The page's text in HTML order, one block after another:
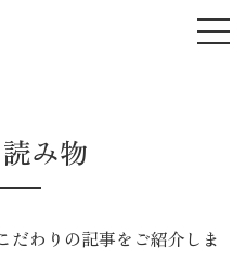
み物
だわりの記事をご紹介しま